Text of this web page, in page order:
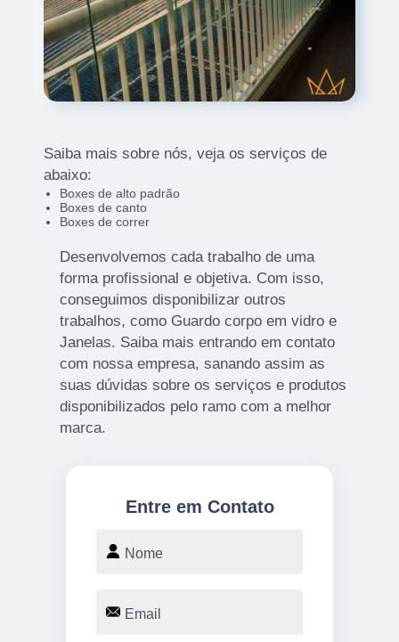
Saiba mais sobre nós, veja os serviços de
abaixo:
Boxes de alto padrão
Boxes de canto
Boxes de correr
Desenvolvemos cada trabalho de uma
forma profissional e objetiva. Com isso,
conseguimos disponibilizar outros
trabalhos, como Guardo corpo em vidro e
Janelas. Saiba mais entrando em contato
com nossa empresa, sanando assim as
suas dúvidas sobre os serviços e produtos
disponibilizados pelo ramo com a melhor
marca.
Entre em Contato